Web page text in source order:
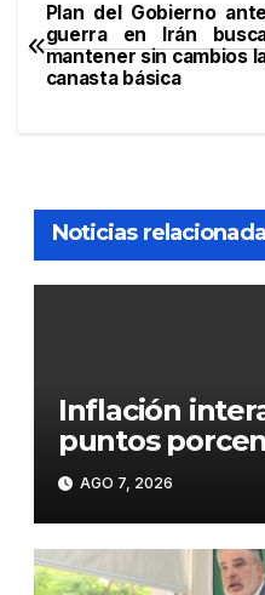
Navegación
de
Plan del Gobierno ante
guerra en Irán
mantener sin cambios
canasta básica
Noticias
Inflación
puntos
sitúa en 5.47 %
AGO 7, 2026